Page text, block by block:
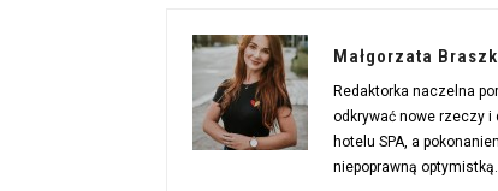
Małgorzata
Redaktorka naczelna
odkrywać nowe rzeczy i
hotelu SPA, a
niepoprawną optymistką.